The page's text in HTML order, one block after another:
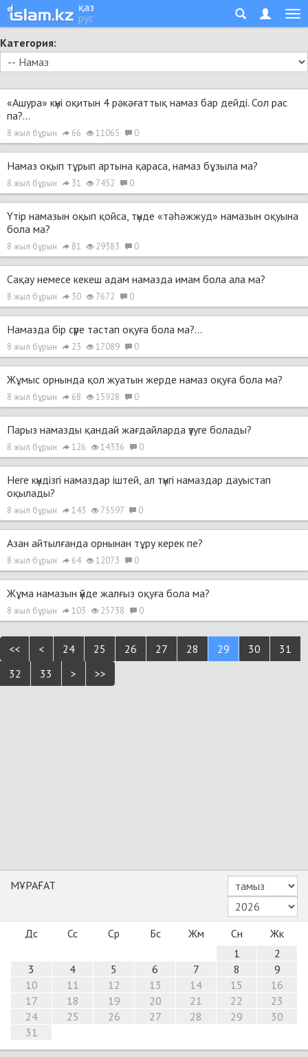
қаз
рус
Категория:
«Ашура» күні оқитын 4 рәкәғаттық намаз бар дейді. Сол рас
па?...
8 жыл бұрын 66 11065 0
Намаз оқып тұрып артына қараса, намаз бұзыла ма?
8 жыл бұрын 31 7452 0
Үтір намазын оқып қойса, түнде «тәһәжжуд» намазын оқуына
бола ма?
8 жыл бұрын 81 29383 0
Сақау немесе кекеш адам намазда имам бола ала ма?
8 жыл бұрын 30 7672 0
Намазда бір сүре тастап оқуға бола ма?...
8 жыл бұрын 23 17089 0
Жұмыс орнында қол жуатын жерде намаз оқуға бола ма?
8 жыл бұрын 68 15928 0
Парыз намазды қандай жағдайларда үзуге болады?
8 жыл бұрын 126 14336 0
Неге күндізгі намаздар іштей, ал түнгі намаздар дауыстап
оқылады?
8 жыл бұрын 143 75597 0
Азан айтылғанда орнынан тұру керек пе?
8 жыл бұрын 64 12073 0
Жұма намазын үйде жалғыз оқуға бола ма?
8 жыл бұрын 103 25738 0
<< < 24 25 26 27 28 29 30
31
32
33 > >>
МҰРАҒАТ
Дс Сс Ср Бс Жм Сн
Жк
1
2
3
4 5 6 7 8
9
10
11 12 13 14 15
16
17
18 19 20 21 22
23
24
25 26 27 28 29
30
31